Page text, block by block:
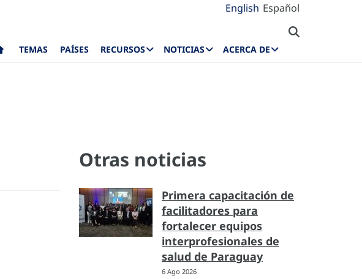
English Español
TEMAS PAÍSES RECURSOS NOTICIAS ACERCA DE
Otras noticias
Primera capacitación de
facilitadores para
fortalecer equipos
interprofesionales de
salud de Paraguay
6 Ago 2026